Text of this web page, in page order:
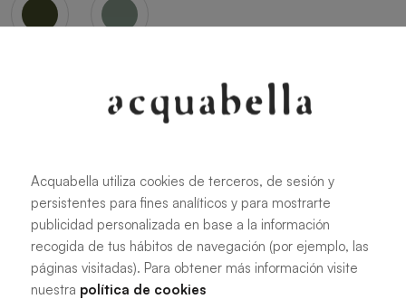
Toutes les dimensions
100 X 70 cm
Acquabella utiliza cookies de terceros, de sesión y
persistentes para fines analíticos y para mostrarte
publicidad personalizada en base a la información
recogida de tus hábitos de navegación (por ejemplo, las
páginas visitadas). Para obtener más información visite
nuestra política de cookies